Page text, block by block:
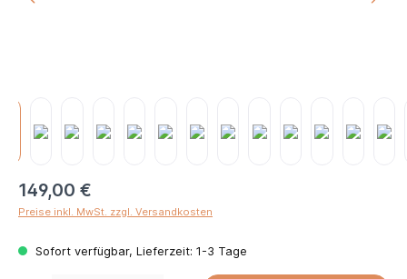
149,00 €
Preise inkl. MwSt. zzgl. Versandkosten
Sofort verfügbar, Lieferzeit: 1-3 Tage